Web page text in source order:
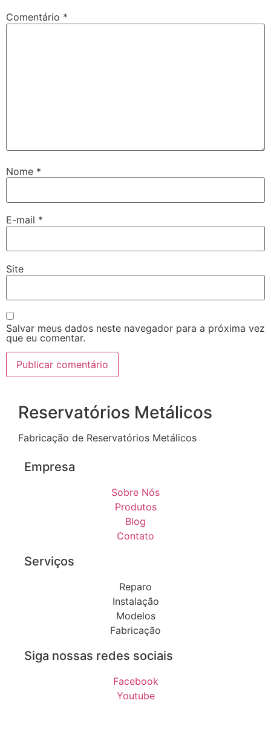
Comentário *
Nome *
E-mail *
Site
Salvar meus dados neste navegador para a próxima vez
que eu comentar.
Reservatórios Metálicos
Fabricação de Reservatórios Metálicos
Empresa
Sobre Nós
Produtos
Blog
Contato
Serviços
Reparo
Instalação
Modelos
Fabricação
Siga nossas redes sociais
Facebook
Youtube